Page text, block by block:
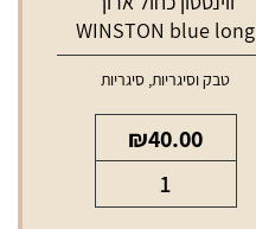
WINSTON blue long
טבק וסיגריות, סיגריות
₪40.00
של